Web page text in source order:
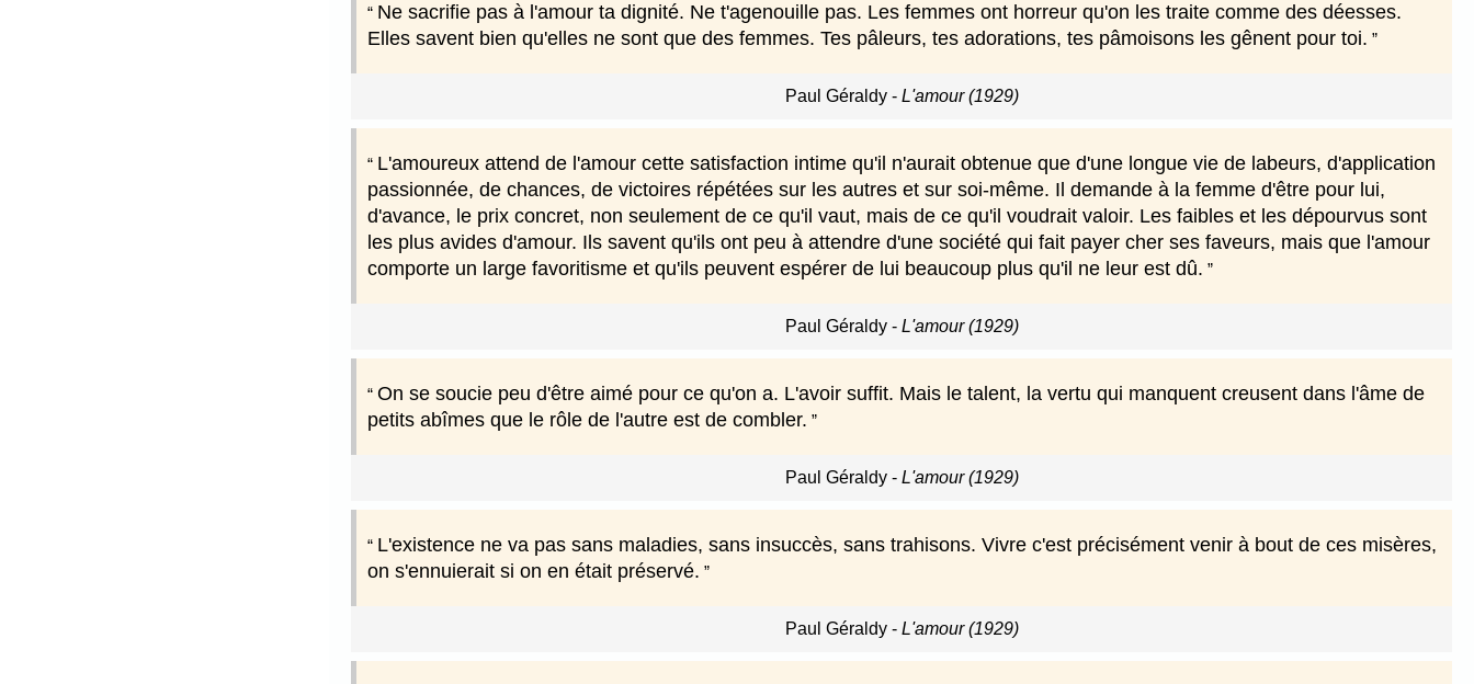
Ne sacrifie pas à l'amour ta dignité. Ne t'agenouille pas. Les femmes ont horreur qu'on les traite comme des déesses.
Elles savent bien qu'elles ne sont que des femmes. Tes pâleurs, tes adorations, tes pâmoisons les gênent pour toi.
Paul Géraldy- L'amour (1929)
L'amoureux attend de l'amour cette satisfaction intime qu'il n'aurait obtenue que d'une longue vie de labeurs, d'application
passionnée, de chances, de victoires répétées sur les autres et sur soi-même. Il demande à la femme d'être pour lui,
d'avance, le prix concret, non seulement de ce qu'il vaut, mais de ce qu'il voudrait valoir. Les faibles et les dépourvus sont
les plus avides d'amour. Ils savent qu'ils ont peu à attendre d'une société qui fait payer cher ses faveurs, mais que l'amour
comporte un large favoritisme et qu'ils peuvent espérer de lui beaucoup plus qu'il ne leur est dû.
Paul Géraldy- L'amour (1929)
On se soucie peu d'être aimé pour ce qu'on a. L'avoir suffit. Mais le talent, la vertu qui manquent creusent dans l'âme de
petits abîmes que le rôle de l'autre est de combler.
Paul Géraldy- L'amour (1929)
L'existence ne va pas sans maladies, sans insuccès, sans trahisons. Vivre c'est précisément venir à bout de ces misères,
on s'ennuierait si on en était préservé.
Paul Géraldy- L'amour (1929)